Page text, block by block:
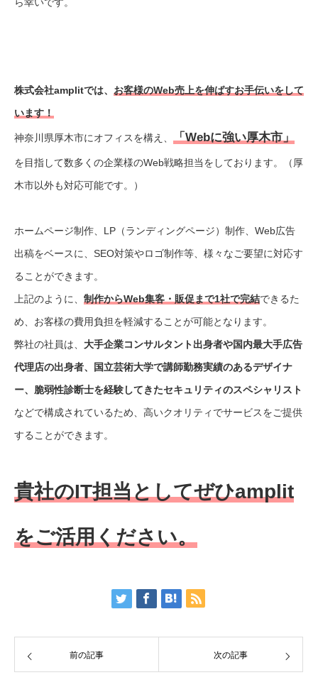
株式会社amplitでは、 お客様のWeb売上を伸ばすお手伝いをして
います！
神奈川県厚木市にオフィスを構え、 「Webに強い厚木市」
を目指して数多くの企業様のWeb戦略担当をしております。（厚
木市以外も対応可能です。）
ホームページ制作、LP（ランディングページ）制作、Web広告
出稿をベースに、SEO対策やロゴ制作等、様々なご要望に対応す
ることができます。
上記のように、 制作からWeb集客・販促まで1社で完結できるた
め、お客様の費用負担を軽減することが可能となります。
弊社の社員は、 大手企業コンサルタント出身者や国内最大手広告
代理店の出身者、国立芸術大学で講師勤務実績のあるデザイナ
ー、脆弱性診断士を経験してきたセキュリティのスペシャリスト
などで構成されているため、高いクオリティでサービスをご提供
することができます。
貴社のIT担当としてぜひamplit
をご活用ください。
前の記事 次の記事